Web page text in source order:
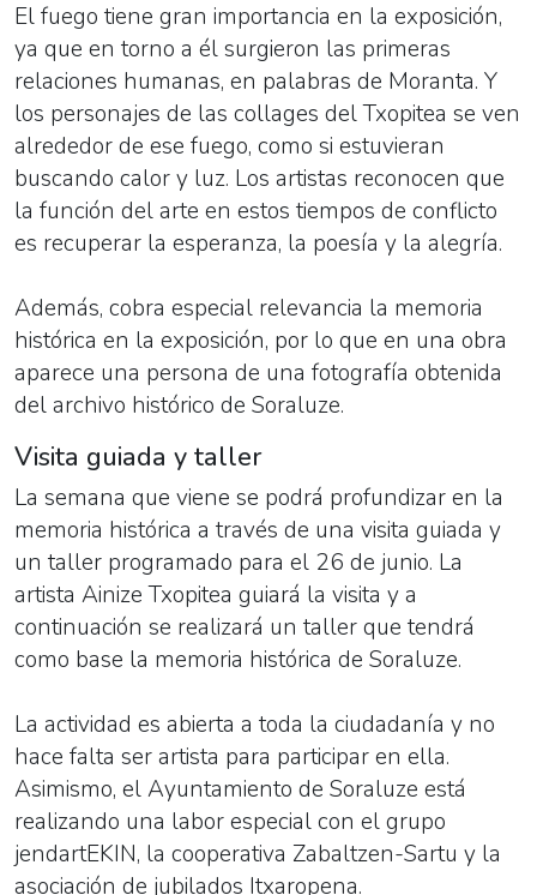
El fuego tiene gran importancia en la exposición,
ya que en torno a él surgieron las primeras
relaciones humanas, en palabras de Moranta. Y
los personajes de las collages del Txopitea se ven
alrededor de ese fuego, como si estuvieran
buscando calor y luz. Los artistas reconocen que
la función del arte en estos tiempos de conflicto
es recuperar la esperanza, la poesía y la alegría.
Además, cobra especial relevancia la memoria
histórica en la exposición, por lo que en una obra
aparece una persona de una fotografía obtenida
del archivo histórico de Soraluze.
Visita guiada y taller
La semana que viene se podrá profundizar en la
memoria histórica a través de una visita guiada y
un taller programado para el 26 de junio. La
artista Ainize Txopitea guiará la visita y a
continuación se realizará un taller que tendrá
como base la memoria histórica de Soraluze.
La actividad es abierta a toda la ciudadanía y no
hace falta ser artista para participar en ella.
Asimismo, el Ayuntamiento de Soraluze está
realizando una labor especial con el grupo
jendartEKIN, la cooperativa Zabaltzen-Sartu y la
asociación de jubilados Itxaropena.